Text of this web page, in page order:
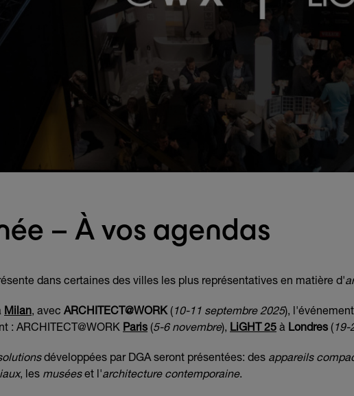
– À vos agendas
dans certaines des villes les plus représentatives en matière d'
Milan, avec ARCHITECT@WORK(10-11 septembre 2025),
: ARCHITECT@WORK Paris (5-6 novembre), LiGHT 25 à Londres (19-
développées par DGA seront présentées: des appareils
, les muséeset l'architecture contemporaine.